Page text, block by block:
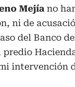
Mejía no
ni de
del Banco
predio
intervención